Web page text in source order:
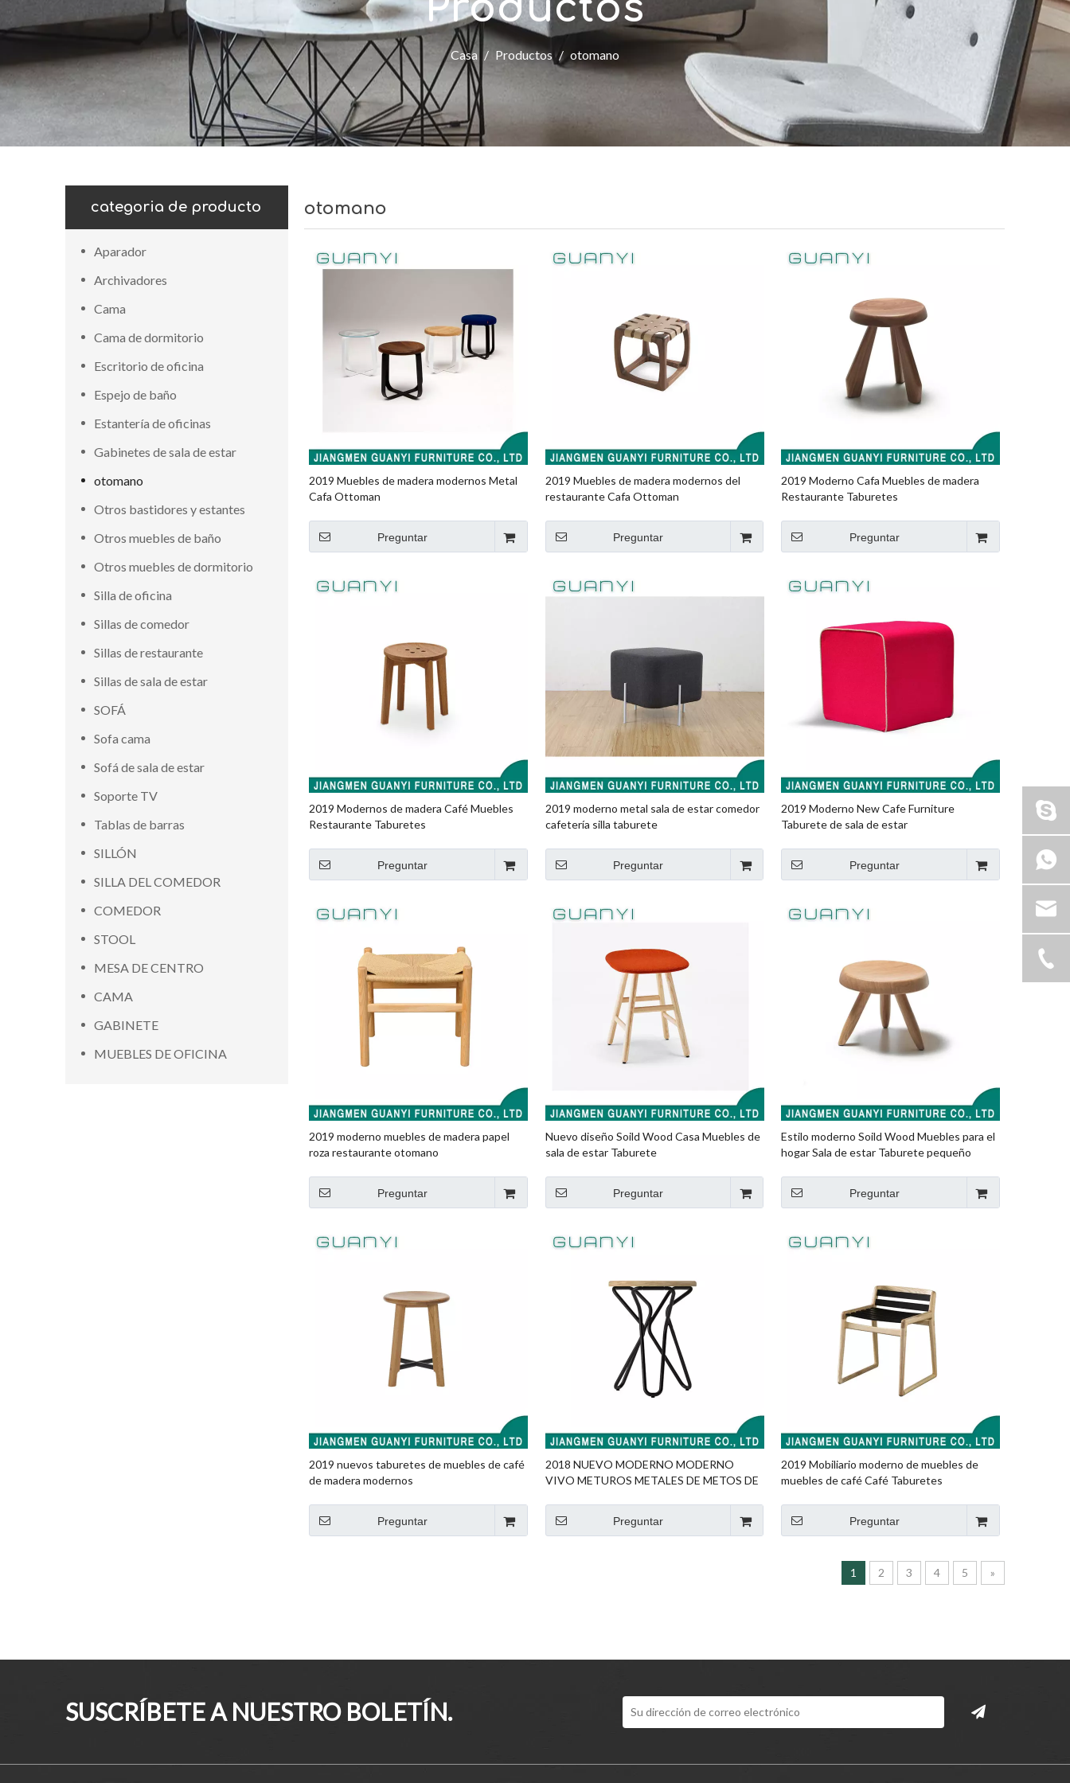
Casa / Productos / otomano
categoria de producto
Aparador
Archivadores
Cama
Cama de dormitorio
Escritorio de oficina
Espejo de baño
Estantería de oficinas
Gabinetes de sala de estar
otomano
Otros bastidores y estantes
Otros muebles de baño
Otros muebles de dormitorio
Silla de oficina
Sillas de comedor
Sillas de restaurante
Sillas de sala de estar
SOFÁ
Sofa cama
Sofá de sala de estar
Soporte TV
Tablas de barras
SILLÓN
SILLA DEL COMEDOR
COMEDOR
STOOL
MESA DE CENTRO
CAMA
GABINETE
MUEBLES DE OFICINA
otomano
2019 Muebles de madera modernos Metal
Cafa Ottoman
Preguntar
2019 Muebles de madera modernos del
restaurante Cafa Ottoman
Preguntar
2019 Moderno Cafa Muebles de madera
Restaurante Taburetes
Preguntar
2019 Modernos de madera Café Muebles
Restaurante Taburetes
Preguntar
2019 moderno metal sala de estar comedor
cafetería silla taburete
Preguntar
2019 Moderno New Cafe Furniture
Taburete de sala de estar
Preguntar
2019 moderno muebles de madera papel
roza restaurante otomano
Preguntar
Nuevo diseño Soild Wood Casa Muebles de
sala de estar Taburete
Preguntar
Estilo moderno Soild Wood Muebles para el
hogar Sala de estar Taburete pequeño
Preguntar
2019 nuevos taburetes de muebles de café
de madera modernos
Preguntar
2018 NUEVO MODERNO MODERNO
VIVO METUROS METALES DE METOS DE
Preguntar
2019 Mobiliario moderno de muebles de
muebles de café Café Taburetes
Preguntar
1 2 3 4 5 »
SUSCRÍBETE A NUESTRO BOLETÍN.